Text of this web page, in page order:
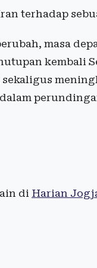
terhadap
masa
kembali
sekaligus
di Harian